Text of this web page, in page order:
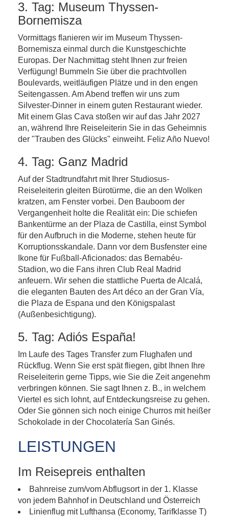
3. Tag: Museum Thyssen-
Bornemisza
Vormittags flanieren wir im Museum Thyssen-
Bornemisza einmal durch die Kunstgeschichte
Europas. Der Nachmittag steht Ihnen zur freien
Verfügung! Bummeln Sie über die prachtvollen
Boulevards, weitläufigen Plätze und in den engen
Seitengassen. Am Abend treffen wir uns zum
Silvester-Dinner in einem guten Restaurant wieder.
Mit einem Glas Cava stoßen wir auf das Jahr 2027
an, während Ihre Reiseleiterin Sie in das Geheimnis
der "Trauben des Glücks" einweiht. Feliz Año Nuevo!
4. Tag: Ganz Madrid
Auf der Stadtrundfahrt mit Ihrer Studiosus-
Reiseleiterin gleiten Bürotürme, die an den Wolken
kratzen, am Fenster vorbei. Den Bauboom der
Vergangenheit holte die Realität ein: Die schiefen
Bankentürme an der Plaza de Castilla, einst Symbol
für den Aufbruch in die Moderne, stehen heute für
Korruptionsskandale. Dann vor dem Busfenster eine
Ikone für Fußball-Aficionados: das Bernabéu-
Stadion, wo die Fans ihren Club Real Madrid
anfeuern. Wir sehen die stattliche Puerta de Alcalá,
die eleganten Bauten des Art déco an der Gran Vía,
die Plaza de Espana und den Königspalast
(Außenbesichtigung).
5. Tag: Adiós España!
Im Laufe des Tages Transfer zum Flughafen und
Rückflug. Wenn Sie erst spät fliegen, gibt Ihnen Ihre
Reiseleiterin gerne Tipps, wie Sie die Zeit angenehm
verbringen können. Sie sagt Ihnen z. B., in welchem
Viertel es sich lohnt, auf Entdeckungsreise zu gehen.
Oder Sie gönnen sich noch einige Churros mit heißer
Schokolade in der Chocolatería San Ginés.
LEISTUNGEN
Im Reisepreis enthalten
Bahnreise zum/vom Abflugsort in der 1. Klasse
von jedem Bahnhof in Deutschland und Österreich
Linienflug mit Lufthansa (Economy, Tarifklasse T)